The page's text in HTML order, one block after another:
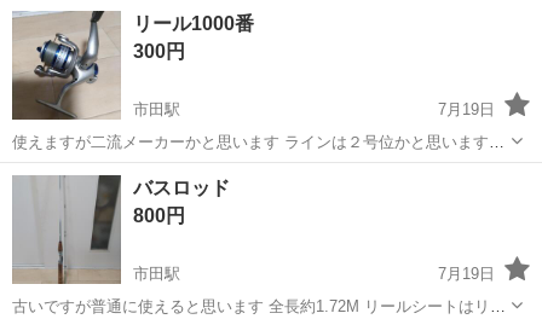
リール1000番
300円
市田駅
7月19日
使えますが二流メーカーかと思います ラインは２号位かと思います
1000番にしては少し大きい気がします 適当な物と物々交換でも大丈夫
長野 下伊那郡 市田駅
バスロッド
800円
市田駅
7月19日
古いですが普通に使えると思います 全長約1.72M リールシートはリー